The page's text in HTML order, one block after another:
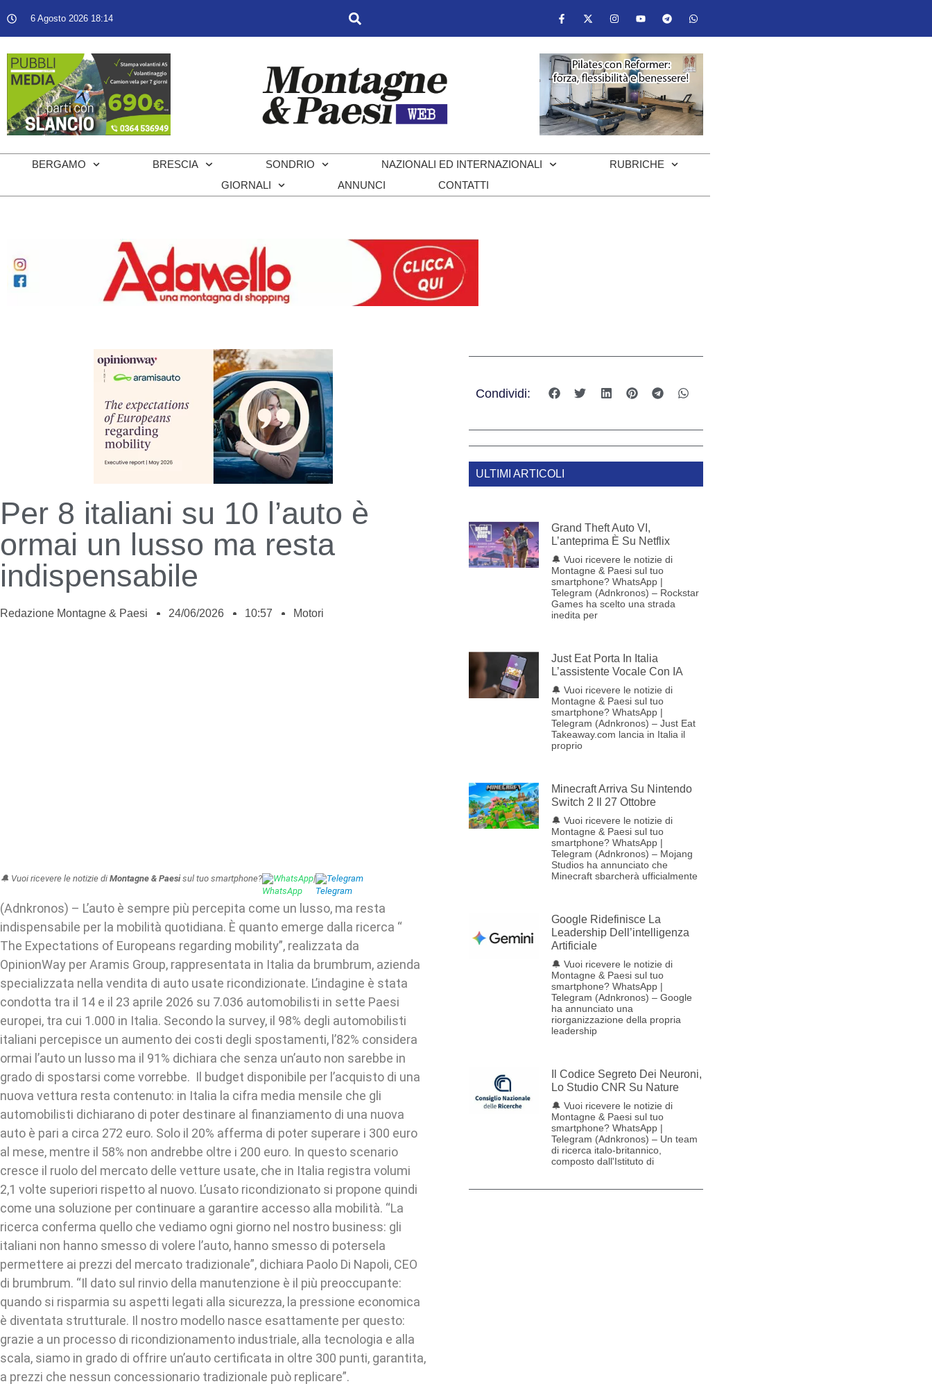
6 Agosto 2026 18:14
BERGAMO BRESCIA SONDRIO NAZIONALI ED INTERNAZIONALI
RUBRICHE
GIORNALI
ANNUNCI CONTATTI
Per 8 italiani su 10 l’auto è
ormai un lusso ma resta
indispensabile
Redazione Montagne & Paesi 24/06/2026 10:57 Motori
🔔 Vuoi ricevere le notizie di Montagne & Paesisul tuo smartphone? WhatsApp| Telegram
(Adnkronos) – L’auto è sempre più percepita come un lusso, ma resta
indispensabile per la mobilità quotidiana. È quanto emerge dalla ricerca “
The Expectations of Europeans regarding mobility”, realizzata da
OpinionWay per Aramis Group, rappresentata in Italia da brumbrum, azienda
specializzata nella vendita di auto usate ricondizionate. L’indagine è stata
condotta tra il 14 e il 23 aprile 2026 su 7.036 automobilisti in sette Paesi
europei, tra cui 1.000 in Italia. Secondo la survey, il 98% degli automobilisti
italiani percepisce un aumento dei costi degli spostamenti, l’82% considera
ormai l’auto un lusso ma il 91% dichiara che senza un’auto non sarebbe in
grado di spostarsi come vorrebbe. Il budget disponibile per l’acquisto di una
nuova vettura resta contenuto: in Italia la cifra media mensile che gli
automobilisti dichiarano di poter destinare al finanziamento di una nuova
auto è pari a circa 272 euro. Solo il 20% afferma di poter superare i 300 euro
al mese, mentre il 58% non andrebbe oltre i 200 euro. In questo scenario
cresce il ruolo del mercato delle vetture usate, che in Italia registra volumi
2,1 volte superiori rispetto al nuovo. L’usato ricondizionato si propone quindi
come una soluzione per continuare a garantire accesso alla mobilità. “La
ricerca conferma quello che vediamo ogni giorno nel nostro business: gli
italiani non hanno smesso di volere l’auto, hanno smesso di potersela
permettere ai prezzi del mercato tradizionale”, dichiara Paolo Di Napoli, CEO
di brumbrum. “Il dato sul rinvio della manutenzione è il più preoccupante:
quando si risparmia su aspetti legati alla sicurezza, la pressione economica
è diventata strutturale. Il nostro modello nasce esattamente per questo:
grazie a un processo di ricondizionamento industriale, alla tecnologia e alla
scala, siamo in grado di offrire un’auto certificata in oltre 300 punti, garantita,
a prezzi che nessun concessionario tradizionale può replicare”.
Condividi:
ULTIMI ARTICOLI
Grand Theft Auto VI,
L’anteprima È Su Netflix
🔔 Vuoi ricevere le notizie di
Montagne & Paesi sul tuo
smartphone? WhatsApp |
Telegram (Adnkronos) – Rockstar
Games ha scelto una strada
inedita per
Just Eat Porta In Italia
L’assistente Vocale Con IA
🔔 Vuoi ricevere le notizie di
Montagne & Paesi sul tuo
smartphone? WhatsApp |
Telegram (Adnkronos) – Just Eat
Takeaway.com lancia in Italia il
proprio
Minecraft Arriva Su Nintendo
Switch 2 Il 27 Ottobre
🔔 Vuoi ricevere le notizie di
Montagne & Paesi sul tuo
smartphone? WhatsApp |
Telegram (Adnkronos) – Mojang
Studios ha annunciato che
Minecraft sbarcherà ufficialmente
Google Ridefinisce La
Leadership Dell’intelligenza
Artificiale
🔔 Vuoi ricevere le notizie di
Montagne & Paesi sul tuo
smartphone? WhatsApp |
Telegram (Adnkronos) – Google
ha annunciato una
riorganizzazione della propria
leadership
Il Codice Segreto Dei Neuroni,
Lo Studio CNR Su Nature
🔔 Vuoi ricevere le notizie di
Montagne & Paesi sul tuo
smartphone? WhatsApp |
Telegram (Adnkronos) – Un team
di ricerca italo-britannico,
composto dall'Istituto di